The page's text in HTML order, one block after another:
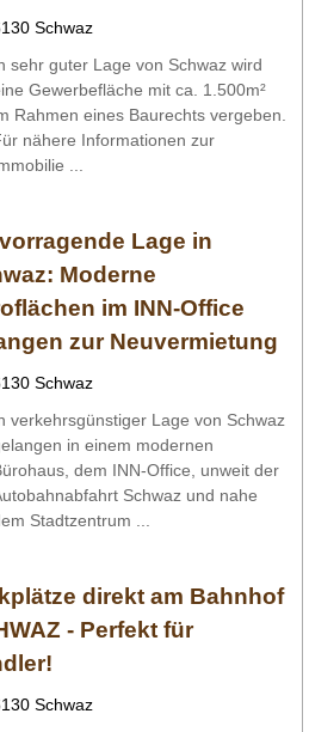
Schwaz
sehr guter Lage von Schwaz wird
Gewerbefläche mit ca. 1.500m²
Rahmen eines Baurechts vergeben.
nähere Informationen zur
...
Lage in
Moderne
im INN-Office
zur Neuvermietung
Schwaz
verkehrsgünstiger Lage von Schwaz
in einem modernen
dem INN-Office, unweit der
Schwaz und nahe
Stadtzentrum ...
direkt am Bahnhof
- Perfekt für
Schwaz